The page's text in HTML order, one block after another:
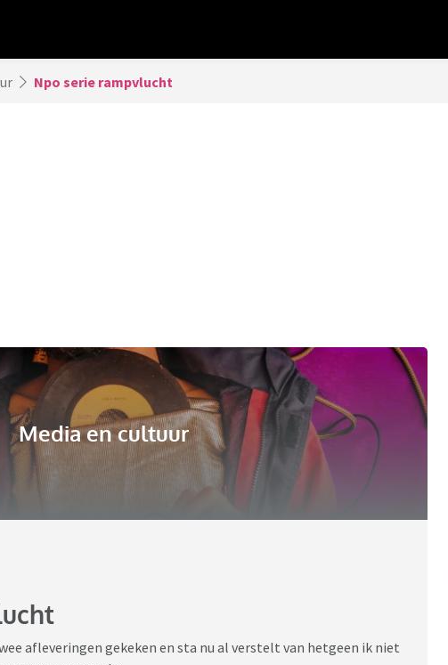
Npo serie rampvlucht
Media en cultuur
afleveringen gekeken en sta nu al verstelt van hetgeen ik niet